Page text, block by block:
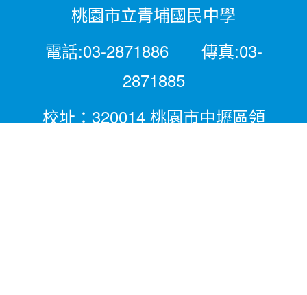
桃園市立青埔國民中學
電話:03-2871886 傳真:03-
2871885
校址：320014 桃園市中壢區領